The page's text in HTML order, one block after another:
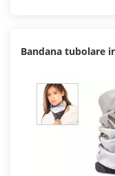
Bandana tubolare